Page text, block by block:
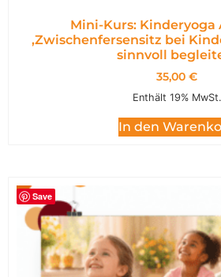
Mini-Kurs: Kinderyoga
,Zwischenfersensitz bei
sinnvoll
35,00 €
Enthält 19% MwSt.
In den
Save